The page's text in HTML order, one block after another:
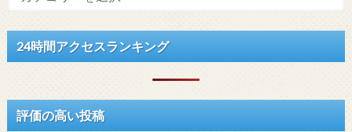
24時間アクセスランキング
評価の高い投稿